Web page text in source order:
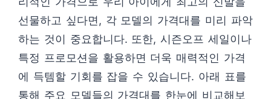
선물하고 싶다면, 각 모델의 가격대를 미리 파악
하는 것이 중요합니다. 또한, 시즌오프 세일이나
특정 프로모션을 활용하면 더욱 매력적인 가격
에 득템할 기회를 잡을 수 있습니다. 아래 표를
통해 주요 모델들의 가격대를 한눈에 비교해보